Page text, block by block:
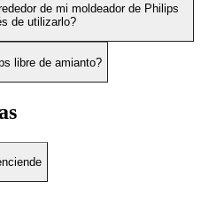
de mi moldeador de Philips
de utilizarlo?
libre de amianto?